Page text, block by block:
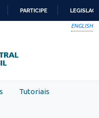
PARTICIPE
ENGLISH
Tutoriais